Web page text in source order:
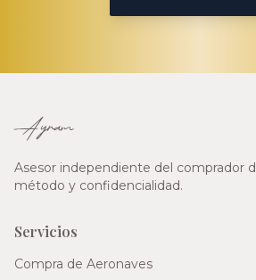
Ayram
Asesor independiente del comprador
método y confidencialidad.
Servicios
Compra de Aeronaves